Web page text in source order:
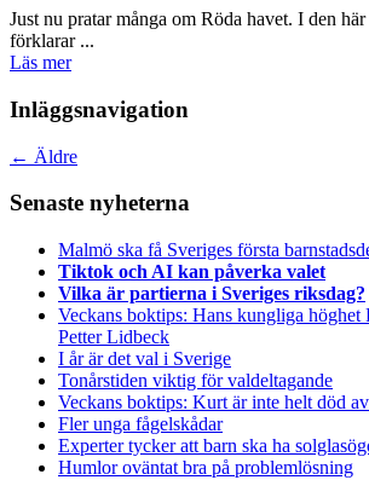
Just nu pratar många om Röda havet. I den
förklarar ...
Läs mer
Inläggsnavigation
← Äldre
Senaste nyheterna
Malmö ska få Sveriges första
Tiktok och AI kan påverka valet
Vilka är partierna i Sveriges riksdag?
Veckans boktips: Hans kungliga höghet
Petter Lidbeck
I år är det val i Sverige
Tonårstiden viktig för valdeltagande
Veckans boktips: Kurt är inte helt död
Fler unga fågelskådar
Experter tycker att barn ska ha
Humlor oväntat bra på problemlösning